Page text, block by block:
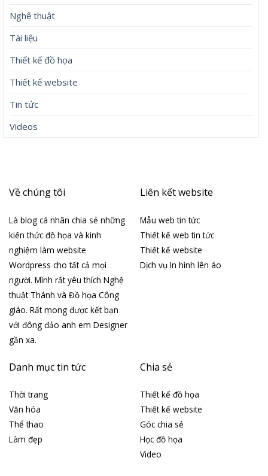
Nghệ thuật
Tài liệu
Thiết kế đồ họa
Thiết kế website
Tin tức
Videos
Về chúng tôi
Là blog cá nhân chia sẻ những
kiến thức đồ họa và kinh
nghiệm làm website
Wordpress cho tất cả mọi
người. Mình rất yêu thích Nghệ
thuật Thánh và Đồ họa Công
giáo. Rất mong được kết bạn
với đông đảo anh em Designer
gần xa.
Liên kết website
Mẫu web tin tức
Thiết kế web tin tức
Thiết kế website
Dịch vụ In hình lên áo
Danh mục tin tức
Thời trang
Văn hóa
Thể thao
Làm đẹp
Chia sẻ
Thiết kế đồ họa
Thiết kế website
Góc chia sẻ
Học đồ họa
Video